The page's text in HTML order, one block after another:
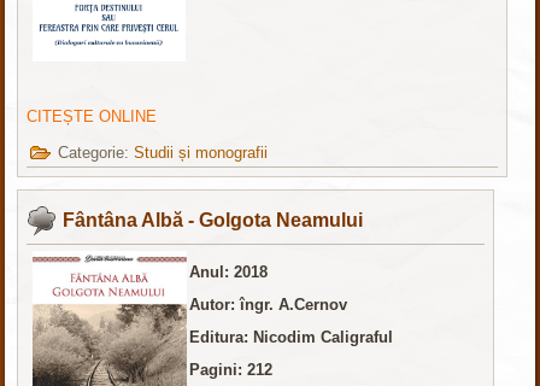
CITEȘTE ONLINE
Categorie:Studii și monografii
Fântâna Albă - Golgota Neamului
Anul: 2018
Autor: îngr. A.Cernov
Editura: Nicodim Caligraful
Pagini: 212